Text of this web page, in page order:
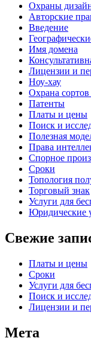
Oхраны
Авторские
Введение
Имя домена
Лицензии и
Ноу-хау
Охрана сортов
Патенты
Платы и цены
Поиск и
Полезная
Права
Спорное
Сроки
Топология
Торговый знак
Услуги для
Юридические
Свежие
Платы и цены
Сроки
Услуги для
Поиск и
Лицензии и
Мета